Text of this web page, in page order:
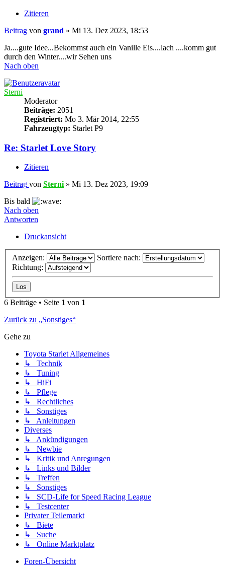
Zitieren
Beitrag von grand » Mi 13. Dez 2023, 18:53
Ja....gute Idee...Bekommst auch ein Vanille Eis....lach ....komm gut
durch den Winter....wir Sehen uns
Nach oben
Sterni
Moderator
Beiträge: 2051
Registriert: Mo 3. Mär 2014, 22:55
Fahrzeugtyp: Starlet P9
Re: Starlet Love Story
Zitieren
Beitrag von Sterni » Mi 13. Dez 2023, 19:09
Bis bald
Nach oben
Antworten
Druckansicht
Anzeigen:
Sortiere nach:
Richtung:
6 Beiträge • Seite 1 von 1
Zurück zu „Sonstiges“
Gehe zu
Toyota Starlet Allgemeines
↳ Technik
↳ Tuning
↳ HiFi
↳ Pflege
↳ Rechtliches
↳ Sonstiges
↳ Anleitungen
Diverses
↳ Ankündigungen
↳ Newbie
↳ Kritik und Anregungen
↳ Links und Bilder
↳ Treffen
↳ Sonstiges
↳ SCD-Life for Speed Racing League
↳ Testcenter
Privater Teilemarkt
↳ Biete
↳ Suche
↳ Online Marktplatz
Foren-Übersicht